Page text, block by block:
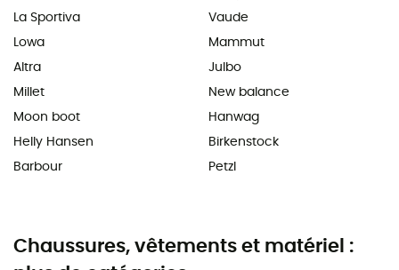
La Sportiva
Lowa
Altra
Millet
Moon boot
Helly Hansen
Barbour
Vaude
Mammut
Julbo
New balance
Hanwag
Birkenstock
Petzl
Chaussures, vêtements et matériel :